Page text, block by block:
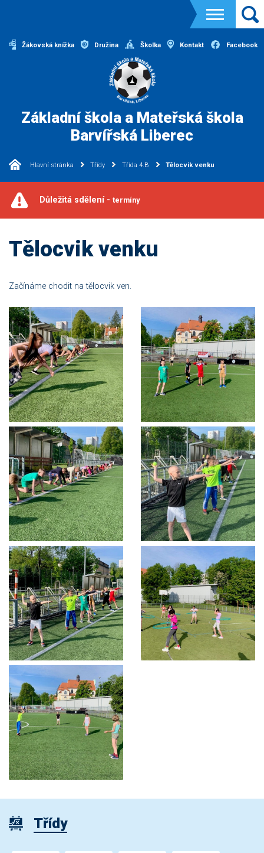
Žákovská knížka Družina Školka Kontakt Facebook
Základní škola a Mateřská škola
Barvířská Liberec
Hlavní stránka Třídy Třída 4.B Tělocvik venku
Důležitá sdělení - termíny
Tělocvik venku
Začínáme chodit na tělocvik ven.
Třídy